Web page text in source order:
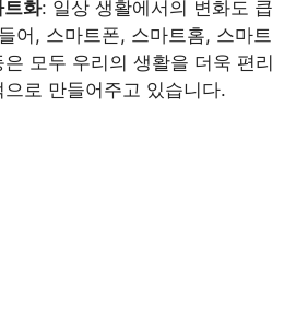
트화: 일상 생활에서의 변화도 큽
어, 스마트폰, 스마트홈, 스마트
은 모두 우리의 생활을 더욱 편리
로 만들어주고 있습니다.